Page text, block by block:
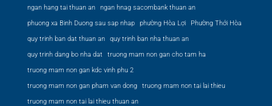
ngan hang tai thuan an
ngan hnag sacombank thuan an
phuong xa Binh Duong sau sap nhap
phường Hòa Lợi
Phường Thới Hòa
quy trinh ban dat thuan an
quy trinh ban nha thuan an
quy trinh dang bo nha dat
truong mam non gan cho tam ha
truong mam non gan kdc vinh phu 2
truong mam non gan pham van dong
truong mam non tai lai thieu
truong mam non tai lai thieu thuan an